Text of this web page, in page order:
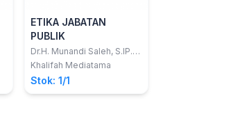
ETIKA JABATAN
PUBLIK
Dr.H. Munandi Saleh, S.IP.,
M.Si.; Dr. Drs. H. Erry
Khalifah Mediatama
Stok: 1/1